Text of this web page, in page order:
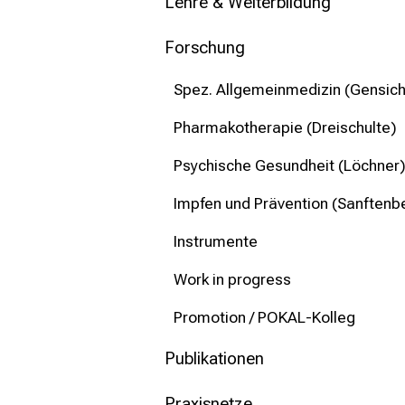
Forschung
Spez. Allgemeinmedizin
Pharmakotherapie (Dreischulte)
Psychische Gesundheit (Löchner)
Impfen und Prävention
Instrumente
Work in progress
Promotion / POKAL-Kolleg
Publikationen